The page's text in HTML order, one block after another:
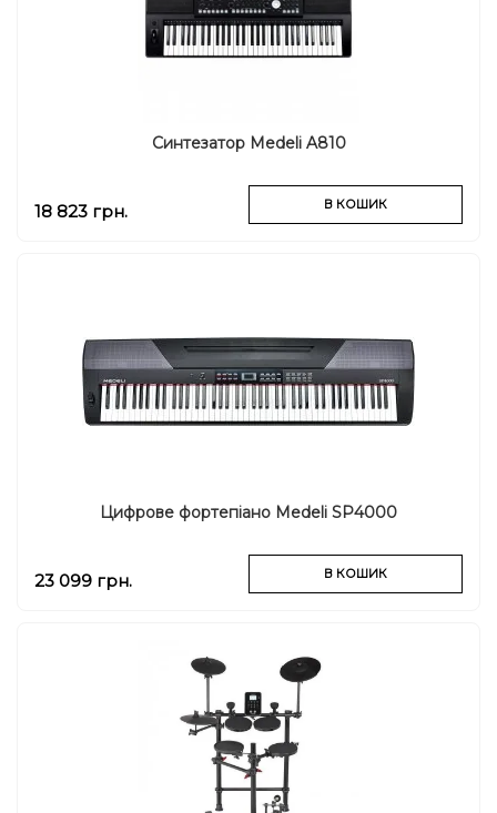
Синтезатор Medeli A810
18 823 грн. В КОШИК
Цифрове фортепіано Medeli SP4000
23 099 грн. В КОШИК